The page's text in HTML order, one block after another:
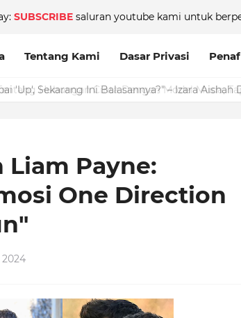
SUBSCRIBEsaluran youtube kami untuk
Tentang Kami Dasar Privasi
Payne:
One Direction
2024